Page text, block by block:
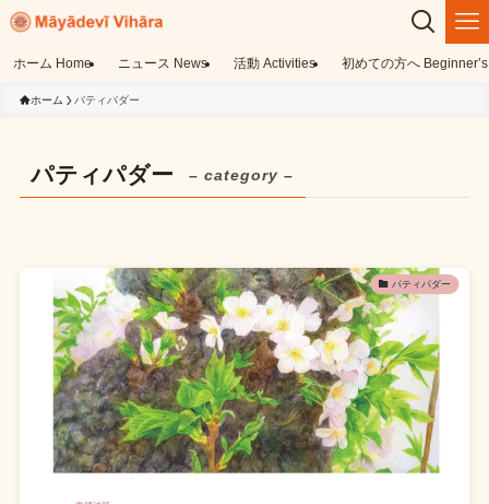
ホーム Home ニュース News 活動 Activities 初めての方へ
ホーム パティパダー
パティパダー – category –
パティパダー